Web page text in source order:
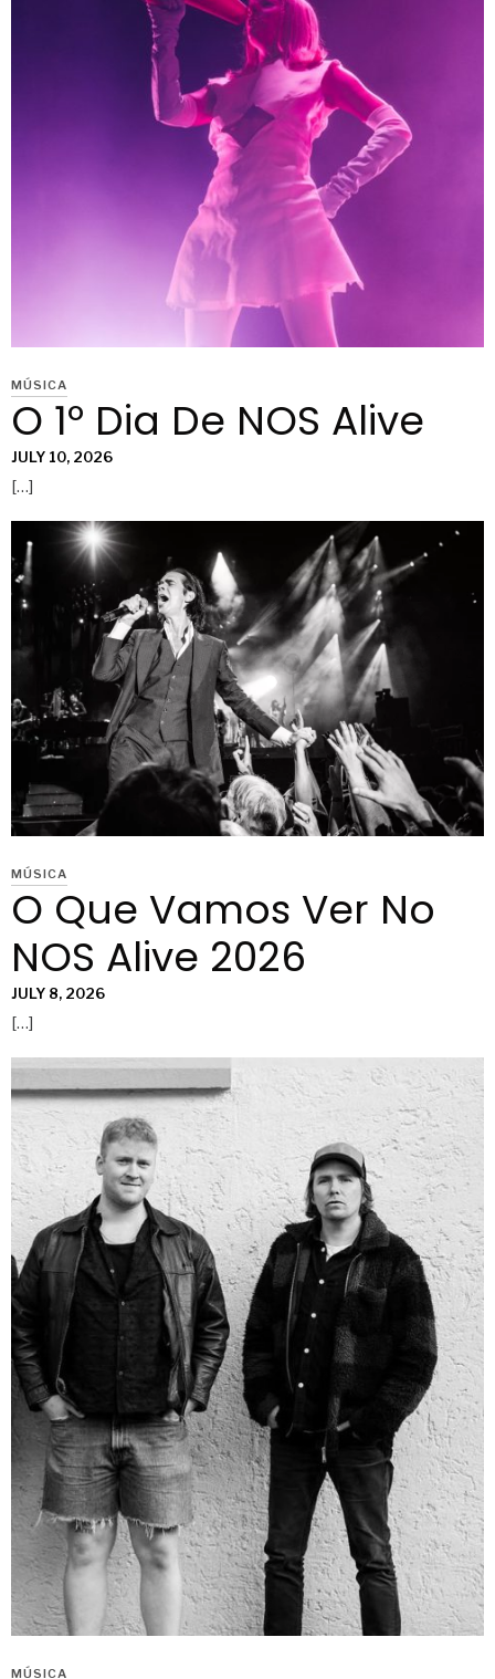
MÚSICA
O 1º Dia De NOS Alive
JULY 10, 2026
[…]
MÚSICA
O Que Vamos Ver No
NOS Alive 2026
JULY 8, 2026
[…]
MÚSICA